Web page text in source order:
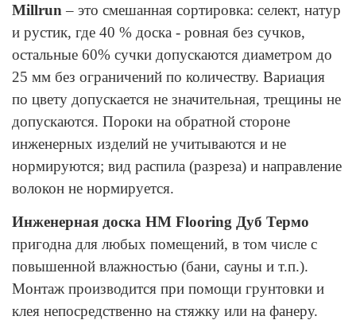
Millrun– это смешанная сортировка: селект, натур
и рустик, где 40 % доска - ровная без сучков,
остальные 60% сучки допускаются диаметром до
25 мм без ограничений по количеству. Вариация
по цвету допускается не значительная, трещины не
допускаются. Пороки на обратной стороне
инженерных изделий не учитываются и не
нормируются; вид распила (разреза) и направление
волокон не нормируется.
Инженерная доска HM Flooring Дуб Термо
пригодна для любых помещений, в том числе с
повышенной влажностью (бани, сауны и т.п.).
Монтаж производится при помощи грунтовки и
клея непосредственно на стяжку или на фанеру.